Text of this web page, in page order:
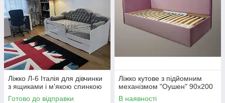
Ліжко Л-6 Італія для дівчинки
з ящиками і м'якою спинкою
Готово до відправки
Ліжко кутове з підйомним
механізмом "Оушен" 90х200
В наявності